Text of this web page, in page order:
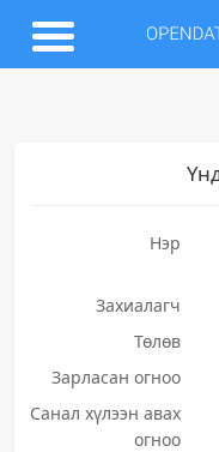
Нэр
Захиалагч
Төлөв
Зарласан огноо
Санал хүлээн авах
огноо